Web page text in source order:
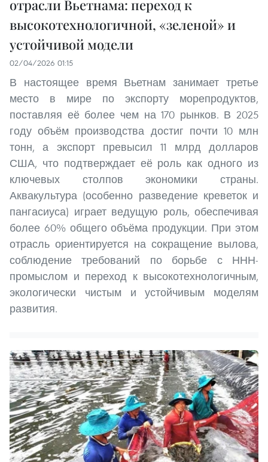
отрасли Вьетнама: переход к
высокотехнологичной, «зеленой» и
устойчивой модели
02/04/2026 01:15
В настоящее время Вьетнам занимает третье
место в мире по экспорту морепродуктов,
поставляя её более чем на 170 рынков. В 2025
году объём производства достиг почти 10 млн
тонн, а экспорт превысил 11 млрд долларов
США, что подтверждает её роль как одного из
ключевых столпов экономики страны.
Аквакультура (особенно разведение креветок и
пангасиуса) играет ведущую роль, обеспечивая
более 60% общего объёма продукции. При этом
отрасль ориентируется на сокращение вылова,
соблюдение требований по борьбе с ННН-
промыслом и переход к высокотехнологичным,
экологически чистым и устойчивым моделям
развития.